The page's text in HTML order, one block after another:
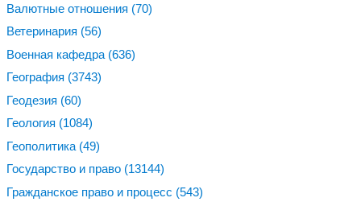
Валютные отношения (70)
Ветеринария (56)
Военная кафедра (636)
География (3743)
Геодезия (60)
Геология (1084)
Геополитика (49)
Государство и право (13144)
Гражданское право и процесс (543)